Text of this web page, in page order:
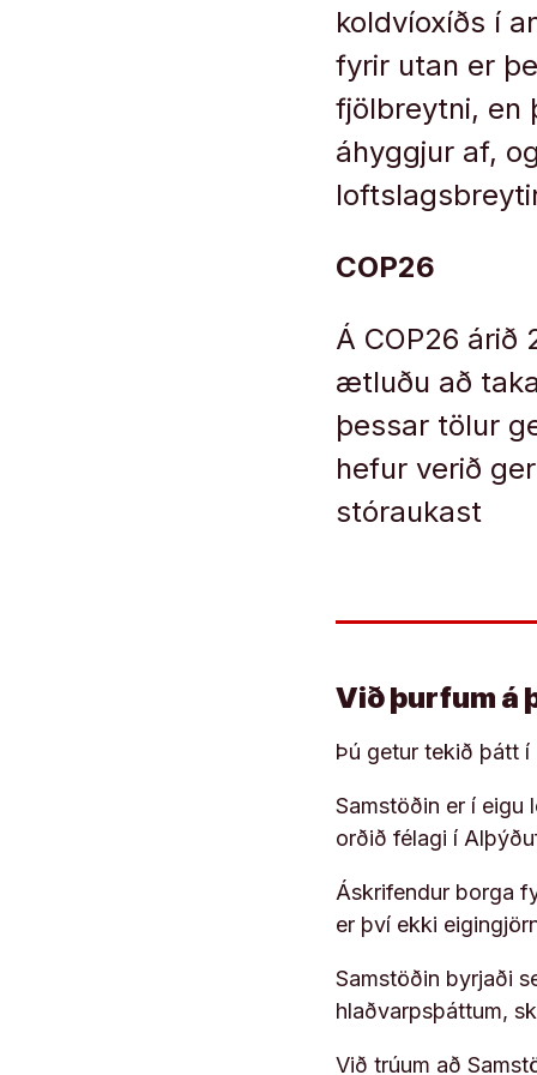
koldvíoxíðs í
fyrir utan er
fjölbreytni, en
áhyggjur af,
COP26
Á COP26
ætluðu að
þessar tölur
hefur verið
stóraukast
Við þurfum á
Þú getur tekið þátt
Samstöðin er í eigu
orðið félagi í
Áskrifendur borga
er því ekki
Samstöðin byrjaði
hlaðvarpsþáttum,
Við trúum að